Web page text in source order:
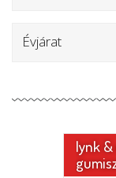
Évjárat
lynk &